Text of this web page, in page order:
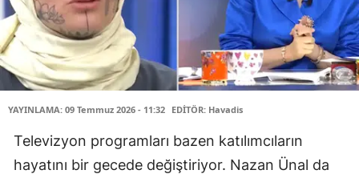
YAYINLAMA: 09 Temmuz 2026 - 11:32 EDİTÖR: Havadis
Televizyon programları bazen katılımcıların
hayatını bir gecede değiştiriyor. Nazan Ünal da